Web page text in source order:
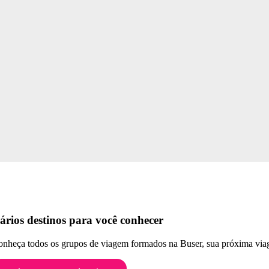
destinos para você conhecer
todos os grupos de viagem formados na Buser, sua próxima